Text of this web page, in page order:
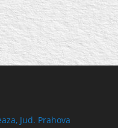
Jud. Prahova